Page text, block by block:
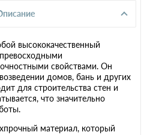
высококачественный
свойствами. Он
домов, бань и других
для строительства стен и
что значительно
материал, который